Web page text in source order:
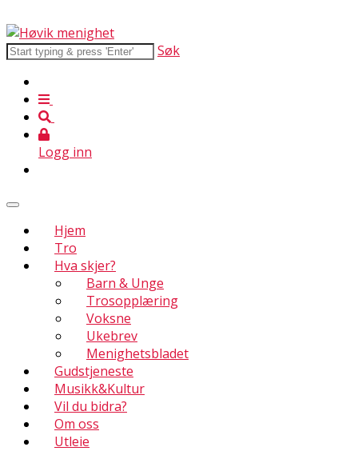
Søk
Logg inn
Hjem
Tro
Hva skjer?
Barn & Unge
Trosopplæring
Voksne
Ukebrev
Menighetsbladet
Gudstjeneste
Musikk&Kultur
Vil du bidra?
Om oss
Utleie